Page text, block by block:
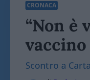
CRONACA
“Non è
Scontro a